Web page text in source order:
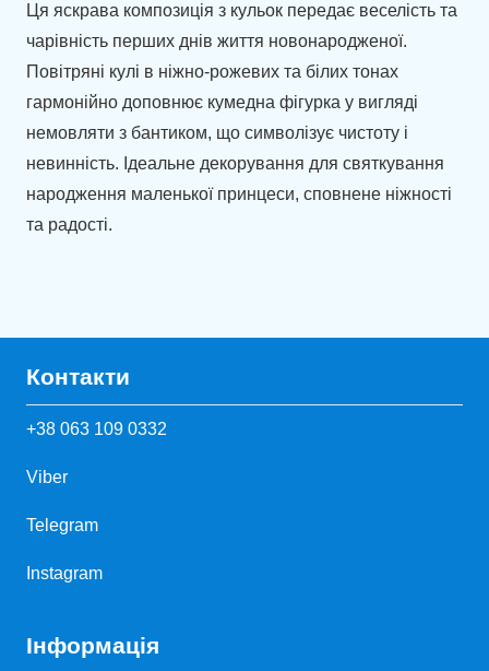
Ця яскрава композиція з кульок передає веселість та
чарівність перших днів життя новонародженої.
Повітряні кулі в ніжно-рожевих та білих тонах
гармонійно доповнює кумедна фігурка у вигляді
немовляти з бантиком, що символізує чистоту і
невинність. Ідеальне декорування для святкування
народження маленької принцеси, сповнене ніжності
та радості.
Контакти
+38 063 109 0332
Viber
Telegram
Instagram
Інформація